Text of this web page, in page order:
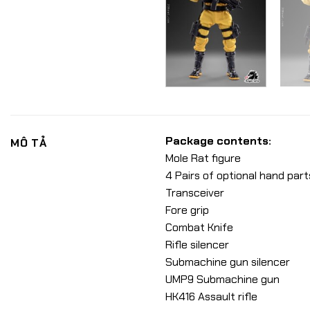
MÔ TẢ
Package contents:
Mole Rat figure
4 Pairs of optional hand
Transceiver
Fore grip
Combat Knife
Rifle silencer
Submachine gun silencer
UMP9 Submachine gun
HK416 Assault rifle